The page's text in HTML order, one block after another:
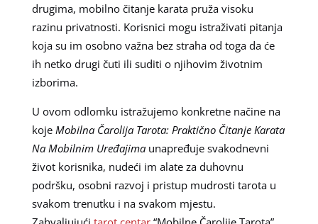
drugima, mobilno čitanje karata pruža visoku
razinu privatnosti. Korisnici mogu istraživati pitanja
koja su im osobno važna bez straha od toga da će
ih netko drugi čuti ili suditi o njihovim životnim
izborima.
U ovom odlomku istražujemo konkretne načine na
koje Mobilna Čarolija Tarota: Praktično Čitanje Karata
Na Mobilnim Uređajimaunapređuje svakodnevni
život korisnika, nudeći im alate za duhovnu
podršku, osobni razvoj i pristup mudrosti tarota u
svakom trenutku i na svakom mjestu.